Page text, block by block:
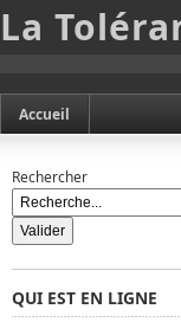
La
Accueil
Rechercher
QUI EST EN LIGNE